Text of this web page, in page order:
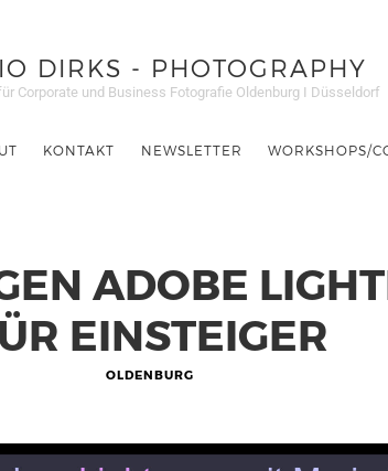
DIRKS - PHOTOGRAPHY
Corporate und Business Fotografie Oldenburg I Düsseldorf
KONTAKT NEWSLETTER WORKSHOPS/
ADOBE
EINSTEIGER
OLDENBURG